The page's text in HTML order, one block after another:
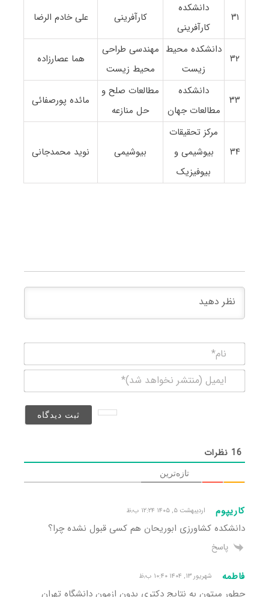
۳۱
دانشکده
کارآفرینی
کارآفرینی علی خادم الرضا
۳۲
دانشکده محیط
زیست
مهندسی طراحی
محیط زیست
هما عصارزاده
۳۳
دانشکده
مطالعات جهان
مطالعات صلح و
حل منازعه
مائده پورصفائی
۳۴
مرکز تحقیقات
بیوشیمی و
بیوفیزیک
بیوشیمی نوید محمدجانی
(منتشر
16 نظرات
تازه‌ترین
کاریپوم اردیبهشت ۵, ۱۴۰۵ ۱۲:۲۴ ب٫ظ
دانشکده کشاورزی ابوریحان هم کسی قبول نشده چرا؟
پاسخ
فاطمه شهریور ۱۳, ۱۴۰۴ ۱۰:۴۰ ب٫ظ
چطور میتون به نتایج دکتری بدون ازمون دانشگاه تهران